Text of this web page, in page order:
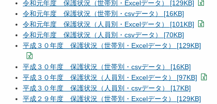
令和元年度 保護状況（世帯別・Excelデータ） [129KB]
令和元年度 保護状況（世帯別・csvデータ） [16KB]
令和元年度 保護状況（人員別・Excelデータ） [101KB]
令和元年度 保護状況（人員別・csvデータ） [70KB]
平成３０年度 保護状況（世帯別・Excelデータ） [129KB]
平成３０年度 保護状況（世帯別・csvデータ） [16KB]
平成３０年度 保護状況（人員別・Excelデータ） [97KB]
平成３０年度 保護状況（人員別・csvデータ） [17KB]
平成２９年度 保護状況（世帯別・Excelデータ） [129KB]